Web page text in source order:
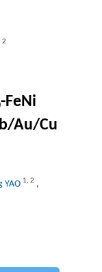
2
-FeNi
Au/Cu
YAO 1, 2 ,